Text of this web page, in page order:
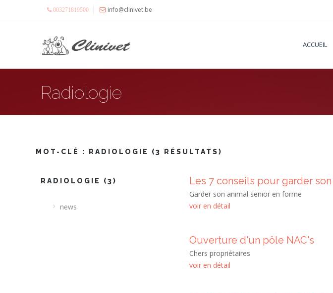
003271819500 info@clinivet.be
ACCUEIL
Radiologie
MOT-CLÉ : RADIOLOGIE (3 RÉSULTATS)
RADIOLOGIE (3)
news
Les 7 conseils pour garder
Garder son animal senior en forme
voir en détail
Ouverture d'un pôle NAC's
Chers propriétaires
voir en détail